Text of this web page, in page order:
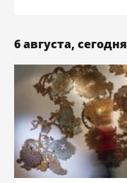
6 августа, сегодня